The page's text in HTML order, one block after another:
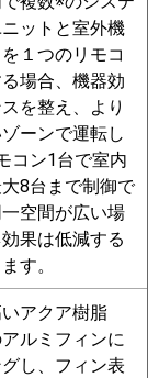
PKZX-
ERMP160KLV
PKZX-
ERMP160KR
RPK-
GP160RHNP3
RPK-
GP160RSHP7
RPK-
GP160RSHP5
AP160HNP9-
RPK-
ットと室外機
１つのリモコ
場合、機器効
を整え、より
ーンで運転し
コン1台で室内
8台まで制御で
空間が広い場
果は低減する
す。
アクア樹脂
ルミフィンに
し、フィン表